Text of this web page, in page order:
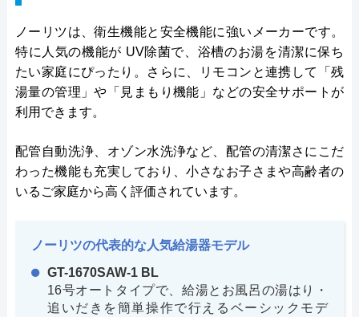
ノーリツは、衛生機能と安全機能に強いメーカーです。
特に人気の機能が UV除菌で、浴槽のお湯を清潔に保ち
たい家庭にぴったり。さらに、リモコンと連携して「残
湯量の管理」や「見まもり機能」などの安全サポートが
利用できます。
配管自動洗浄、オゾン水洗浄など、配管の清潔さにこだ
わった機能も充実しており、小さなお子さまや高齢者の
いるご家庭から高く評価されています。
ノーリツの代表的な人気給湯器モデル
GT-1670SAW-1 BL
16号オートタイプで、給湯とお風呂の湯はり・
追いだきを簡単操作で行えるベーシックモデ